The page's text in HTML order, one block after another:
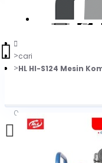
0
Daftar belanja
cari
HL HI-S124 Mesin